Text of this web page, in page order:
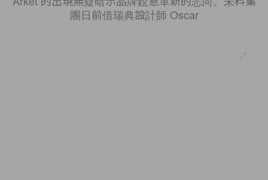
團日前借瑞典設計師 Oscar